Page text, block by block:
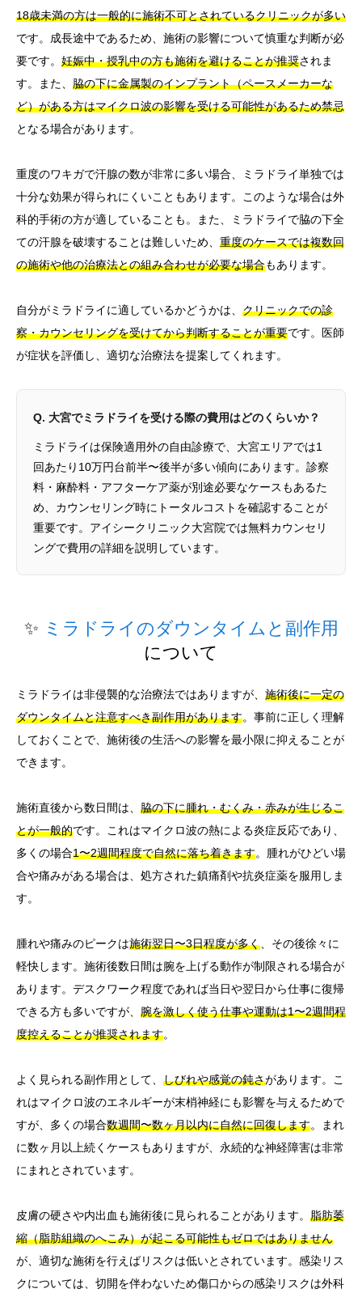
18歳未満の方は一般的に施術不可とされているクリニックが多い
です。成長途中であるため、施術の影響について慎重な判断が必
要です。 妊娠中・授乳中の方も施術を避けることが推奨されま
す。また、 脇の下に金属製のインプラント（ペースメーカーな
ど）がある方はマイクロ波の影響を受ける可能性があるため禁忌
となる場合があります。
重度のワキガで汗腺の数が非常に多い場合、ミラドライ単独では
十分な効果が得られにくいこともあります。このような場合は外
科的手術の方が適していることも。また、ミラドライで脇の下全
ての汗腺を破壊することは難しいため、 重度のケースでは複数回
の施術や他の治療法との組み合わせが必要な場合もあります。
自分がミラドライに適しているかどうかは、 クリニックでの診
察・カウンセリングを受けてから判断することが重要です。医師
が症状を評価し、適切な治療法を提案してくれます。
Q. 大宮でミラドライを受ける際の費用はどのくらいか？
ミラドライは保険適用外の自由診療で、大宮エリアでは1
回あたり10万円台前半〜後半が多い傾向にあります。診察
料・麻酔料・アフターケア薬が別途必要なケースもあるた
め、カウンセリング時にトータルコストを確認することが
重要です。アイシークリニック大宮院では無料カウンセリ
ングで費用の詳細を説明しています。
✨ ミラドライのダウンタイムと副作用
について
ミラドライは非侵襲的な治療法ではありますが、 施術後に一定の
ダウンタイムと注意すべき副作用があります。事前に正しく理解
しておくことで、施術後の生活への影響を最小限に抑えることが
できます。
施術直後から数日間は、 脇の下に腫れ・むくみ・赤みが生じるこ
とが一般的です。これはマイクロ波の熱による炎症反応であり、
多くの場合1〜2週間程度で自然に落ち着きます。腫れがひどい場
合や痛みがある場合は、処方された鎮痛剤や抗炎症薬を服用しま
す。
腫れや痛みのピークは施術翌日〜3日程度が多く 、その後徐々に
軽快します。施術後数日間は腕を上げる動作が制限される場合が
あります。デスクワーク程度であれば当日や翌日から仕事に復帰
できる方も多いですが、 腕を激しく使う仕事や運動は1〜2週間程
度控えることが推奨されます。
よく見られる副作用として、 しびれや感覚の鈍さがあります。こ
れはマイクロ波のエネルギーが末梢神経にも影響を与えるためで
すが、多くの場合数週間〜数ヶ月以内に自然に回復します。まれ
に数ヶ月以上続くケースもありますが、永続的な神経障害は非常
にまれとされています。
皮膚の硬さや内出血も施術後に見られることがあります。 脂肪萎
縮（脂肪組織のへこみ）が起こる可能性もゼロではありません
が、適切な施術を行えばリスクは低いとされています。感染リス
クについては、切開を伴わないため傷口からの感染リスクは外科